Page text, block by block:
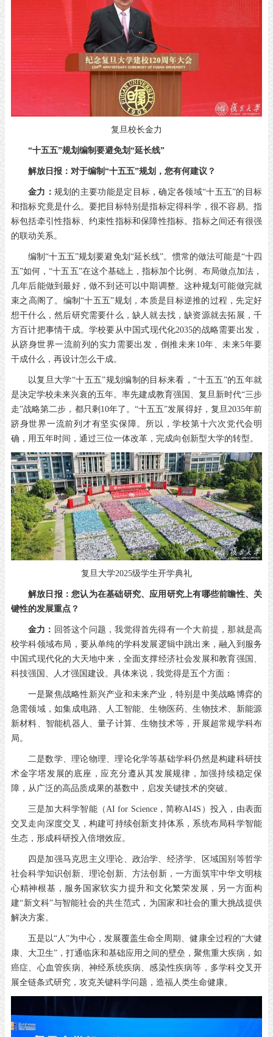
复旦校长金力
“十五五”规划编制要避免划“延长线”
解放日报：对于编制“十五五”规划，您有何建议？
金力： 规划的主要功能是定目标，确定各领域“十五五”的目标
和指标究竟是什么。要把目标特别是指标定得科学，很不容易。指
标包括牵引性指标、约束性指标和保障性指标。指标之间还有很强
的联动关系。
编制“十五五”规划要避免划“延长线”。惯常的做法可能是“十四
五”如何，“十五五”在这个基础上，指标加个比例、布局做点加法，
几年后能做到最好，做不到还可以中期调整。这种规划可能做完就
束之高阁了。编制“十五五”规划，本质是目标逆推的过程，先定好
想干什么，然后研究需要什么，缺人就去找，缺资源就去拓展，千
方百计把事情干成。学校要从中国式现代化2035的战略需要出发，
从跻身世界一流前列的实力需要出发，倒推未来10年、未来5年要
干成什么，再设计怎么干成。
以复旦大学“十五五”规划编制的目标来看，“十五五”的五年就
是决定学校未来兴衰的五年。率先建成教育强国、复旦新时代“三步
走”战略第二步，都只剩10年了。“十五五”发展得好，复旦2035年前
跻身世界一流前列才有坚实保障。所以，学校第十六次党代会明
确，用五年时间，通过三位一体改革，完成向创新型大学的转型。
复旦大学2025级学生开学典礼
解放日报：您认为在基础研究、应用研究上有哪些前瞻性、关
键性的发展重点？
金力：
回答这个问题，我觉得首先得有一个大前提，那就是高
校学科领域布局，要从单纯的学科发展逻辑中跳出来，融入到服务
中国式现代化的大天地中来，全面支撑经济社会发展和教育强国、
科技强国、人才强国建设。具体来说，我觉得是五个方面：
一是聚焦战略性新兴产业和未来产业，特别是中美战略博弈的
急需领域，如集成电路、人工智能、生物医药、生物技术、新能源
新材料、智能机器人、量子计算、生物技术等，开展超常规学科布
局。
二是数学、理论物理、理论化学等基础学科仍然是构建科研技
术金字塔发展的底座，应充分遵从其发展规律，加强持续稳定保
障，从广泛的高品质成果的基数中，启发关键技术的突破。
三是加大科学智能（AI for Science，简称AI4S）投入，由表面
交叉走向深度交叉，构建可持续创新支持体系，系统布局科学智能
生态，形成科研投入倍增效应。
四是加强马克思主义理论、政治学、经济学、区域国别等哲学
社会科学知识创新、理论创新、方法创新，一方面筑牢中华文明核
心精神根基，服务国家软实力提升和文化繁荣发展，另一方面构
建“新文科”与智能社会的共生范式，为国家和社会的重大挑战提供
解决方案。
五是以“人”为中心，发展覆盖生命全周期、健康全过程的“大健
康、大卫生”，打通临床和基础应用之间的壁垒，聚焦重大疾病，如
癌症、心血管疾病、神经系统疾病、感染性疾病等，多学科交叉开
展全链条式研究，攻克关键科学问题，造福人类生命健康。